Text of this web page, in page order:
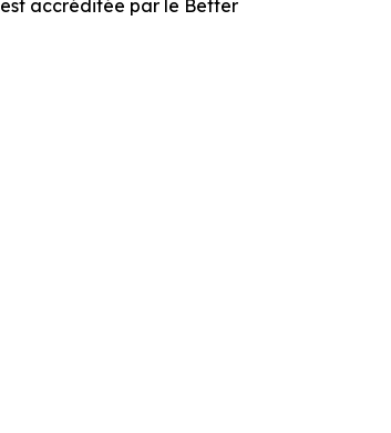
est accréditée par le Better